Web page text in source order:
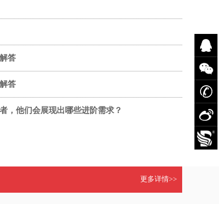
答
答
，他们会展现出哪些进阶需求？
更多详情>>